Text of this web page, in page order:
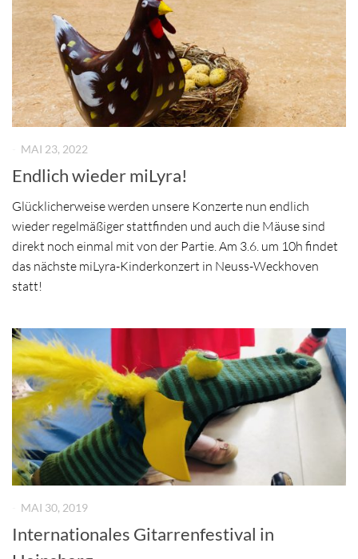
MAI 23, 2022
Endlich wieder miLyra!
Glücklicherweise werden unsere Konzerte nun endlich
wieder regelmäßiger stattfinden und auch die Mäuse sind
direkt noch einmal mit von der Partie. Am 3.6. um 10h findet
das nächste miLyra-Kinderkonzert in Neuss-Weckhoven
statt!
MAI 30, 2019
Internationales Gitarrenfestival in